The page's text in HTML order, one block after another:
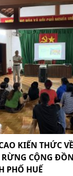
KIẾN THỨC
RỪNG CỘNG
PHỐ HUẾ